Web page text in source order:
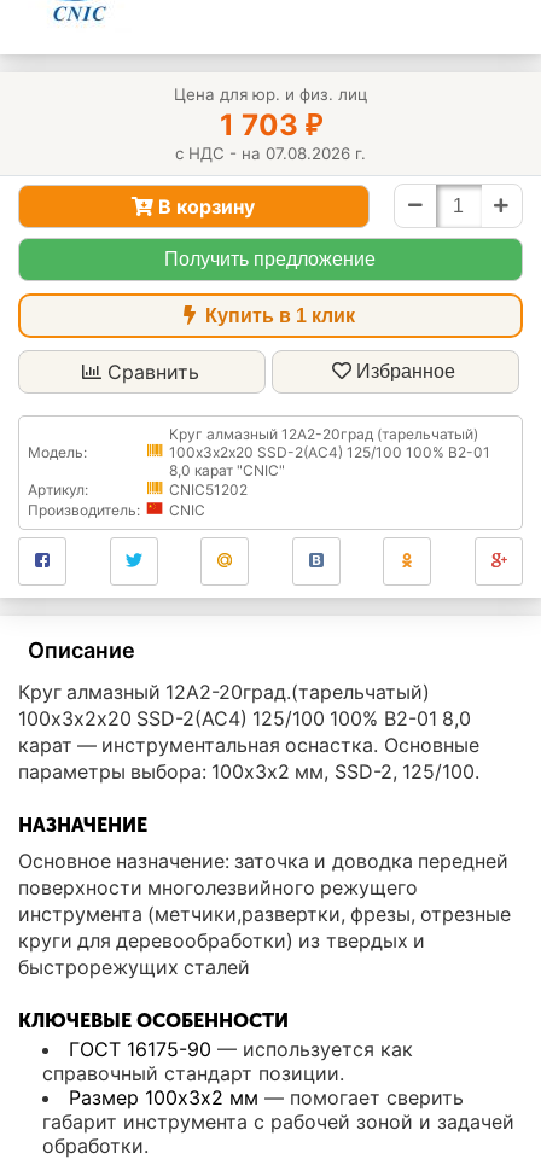
Цена для юр. и физ. лиц
1 703 ₽
с НДС - на 07.08.2026 г.
В корзину
Получить предложение
Купить в 1 клик
Сравнить Избранное
Модель:
Круг алмазный 12А2-20град (тарельчатый)
100х3х2х20 SSD-2(АС4) 125/100 100% В2-01
8,0 карат "CNIC"
Артикул:
CNIC51202
Производитель:
CNIC
Описание
Круг алмазный 12А2-20град.(тарельчатый)
100х3х2х20 SSD-2(АС4) 125/100 100% В2-01 8,0
карат — инструментальная оснастка. Основные
параметры выбора: 100х3х2 мм, SSD-2, 125/100.
НАЗНАЧЕНИЕ
Основное назначение: заточка и доводка передней
поверхности многолезвийного режущего
инструмента (метчики,развертки, фрезы, отрезные
круги для деревообработки) из твердых и
быстрорежущих сталей
КЛЮЧЕВЫЕ ОСОБЕННОСТИ
ГОСТ 16175-90 — используется как
справочный стандарт позиции.
Размер 100х3х2 мм — помогает сверить
габарит инструмента с рабочей зоной и задачей
обработки.